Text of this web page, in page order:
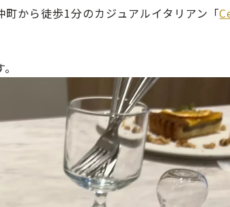
から徒歩1分のカジュアルイタリアン「